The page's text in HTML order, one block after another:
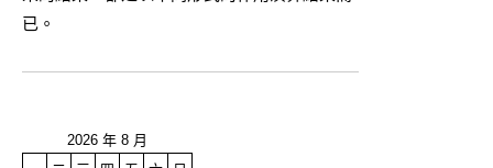
已。
2026 年 8 月